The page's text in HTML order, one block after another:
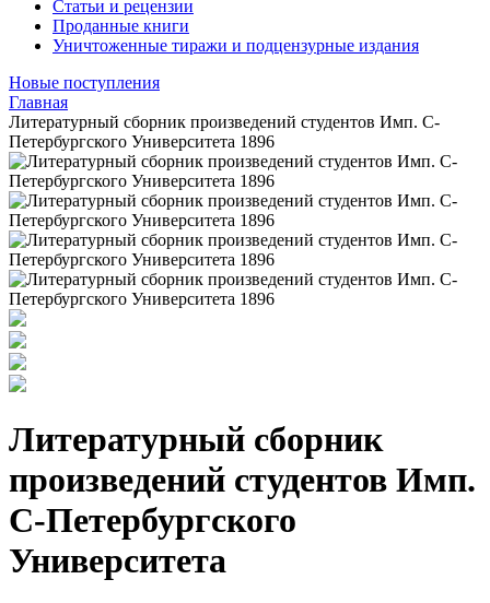
Статьи и рецензии
Проданные книги
Уничтоженные тиражи и подцензурные издания
Новые поступления
Главная
Литературный сборник произведений студентов Имп. С-
Петербургского Университета 1896
Литературный сборник
произведений студентов Имп.
С-Петербургского
Университета